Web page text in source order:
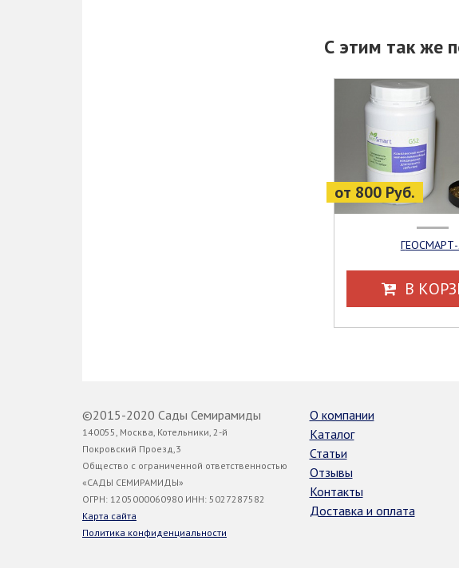
С этим так же
от 800 Руб.
В
©2015-2020 Сады Семирамиды
140055, Москва, Котельники, 2-й
Покровский Проезд,3
Общество с ограниченной ответственностью
«САДЫ СЕМИРАМИДЫ»
ОГРН: 1205000060980 ИНН: 5027287582
Карта сайта
Политика конфиденциальности
О компании
Каталог
Статьи
Отзывы
Контакты
Доставка и оплата